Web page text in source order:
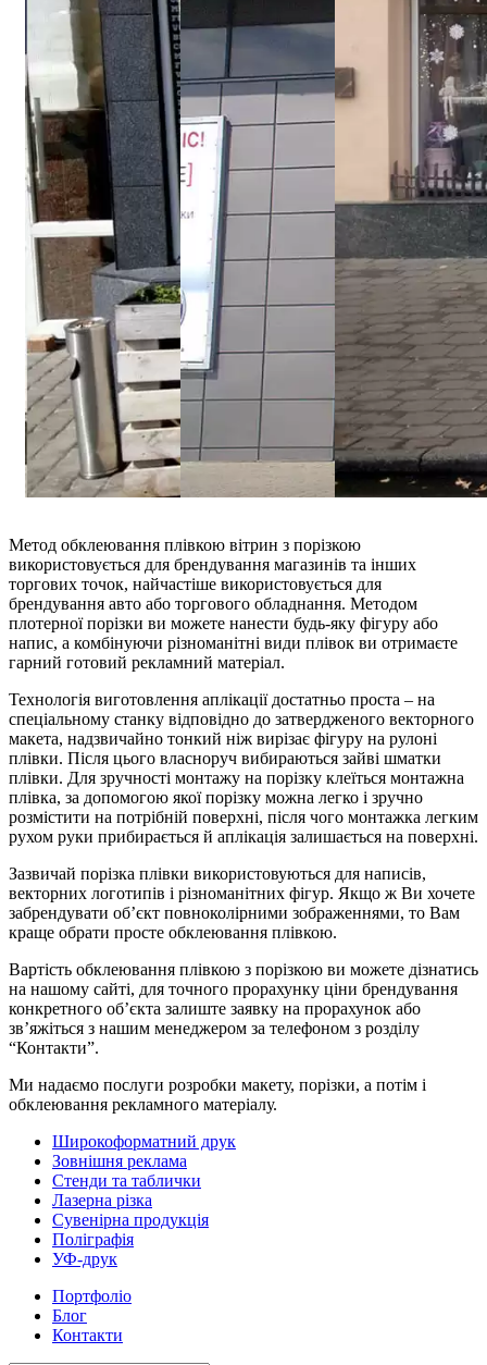
Метод обклеювання плівкою вітрин з порізкою
використовується для брендування магазинів та інших
торгових точок, найчастіше використовується для
брендування авто або торгового обладнання. Методом
плотерної порізки ви можете нанести будь-яку фігуру або
напис, а комбінуючи різноманітні види плівок ви отримаєте
гарний готовий рекламний матеріал.
Технологія виготовлення аплікації достатньо проста – на
спеціальному станку відповідно до затвердженого векторного
макета, надзвичайно тонкий ніж вирізає фігуру на рулоні
плівки. Після цього власноруч вибираються зайві шматки
плівки. Для зручності монтажу на порізку клеїться монтажна
плівка, за допомогою якої порізку можна легко і зручно
розмістити на потрібній поверхні, після чого монтажка легким
рухом руки прибирається й аплікація залишається на поверхні.
Зазвичай порізка плівки використовуються для написів,
векторних логотипів і різноманітних фігур. Якщо ж Ви хочете
забрендувати об’єкт повноколірними зображеннями, то Вам
краще обрати просте обклеювання плівкою.
Вартість обклеювання плівкою з порізкою ви можете дізнатись
на нашому сайті, для точного прорахунку ціни брендування
конкретного об’єкта залиште заявку на прорахунок або
зв’яжіться з нашим менеджером за телефоном з розділу
“Контакти”.
Ми надаємо послуги розробки макету, порізки, а потім і
обклеювання рекламного матеріалу.
Широкоформатний друк
Зовнішня реклама
Стенди та таблички
Лазерна різка
Сувенірна продукція
Поліграфія
УФ-друк
Портфоліо
Блог
Контакти